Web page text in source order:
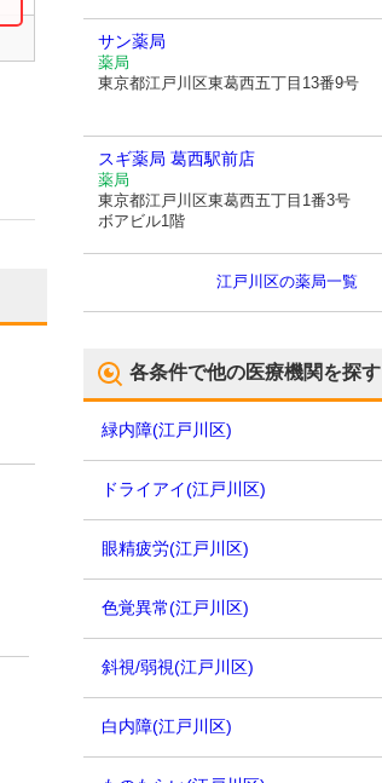
サン薬局
薬局
東京都江戸川区東葛西五丁目13番9号
スギ薬局 葛西駅前店
薬局
東京都江戸川区東葛西五丁目1番3号
ボアビル1階
江戸川区の薬局一覧
各条件で他の医療機関を探す
緑内障(江戸川区)
ドライアイ(江戸川区)
眼精疲労(江戸川区)
色覚異常(江戸川区)
斜視/弱視(江戸川区)
白内障(江戸川区)